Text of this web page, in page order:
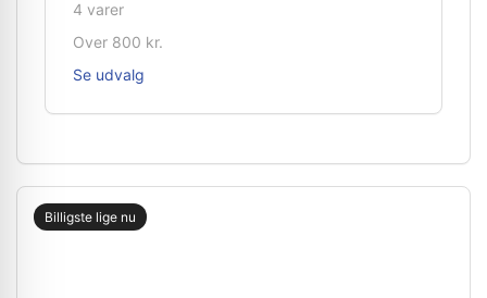
4 varer
Over 800 kr.
Se udvalg
Billigste lige nu